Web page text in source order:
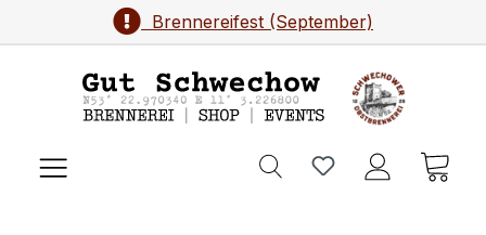
Zum Hauptinhalt springenBrennereifest (September)